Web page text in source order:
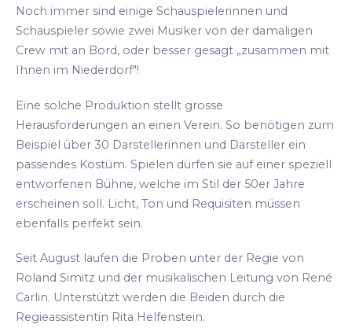
Noch immer sind einige Schauspielerinnen und
Schauspieler sowie zwei Musiker von der damaligen
Crew mit an Bord, oder besser gesagt „zusammen mit
Ihnen im Niederdorf"!
Eine solche Produktion stellt grosse
Herausforderungen an einen Verein. So benötigen zum
Beispiel über 30 Darstellerinnen und Darsteller ein
passendes Kostüm. Spielen dürfen sie auf einer speziell
entworfenen Bühne, welche im Stil der 50er Jahre
erscheinen soll. Licht, Ton und Requisiten müssen
ebenfalls perfekt sein.
Seit August laufen die Proben unter der Regie von
Roland Simitz und der musikalischen Leitung von René
Carlin. Unterstützt werden die Beiden durch die
Regieassistentin Rita Helfenstein.